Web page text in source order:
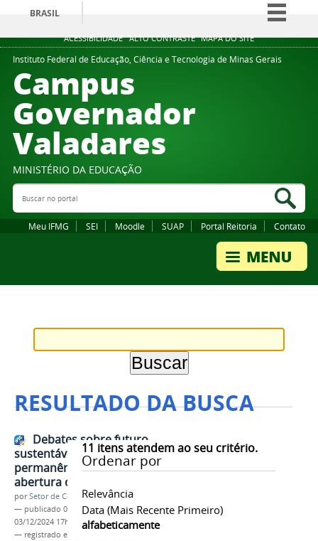
ACESSIBILIDADE ALTO CONTRASTE MAPA DO SITE
BRASIL
Simplifique!
Comunica BR
Instituto Federal de Educação, Ciência e Tecnologia de Minas Gerais
Campus
Governador
Valadares
MINISTÉRIO DA EDUCAÇÃO
Buscar no portal
Meu IFMG SEI Moodle SUAP Portal Reitoria Contato
RESULTADO DA BUSCA
11 itens atendem ao seu critério.
Ordenar por
Relevância
Data (mais Recente Primeiro)
alfabeticamente
Debates sobre futuro
sustentável, evasão e
permanência estudantil marcam
abertura oficial do Planeta IFMG
porSetor de Comunicação
— publicado 03/12/2024 —última modificação
03/12/2024 17h11
— registrado em: